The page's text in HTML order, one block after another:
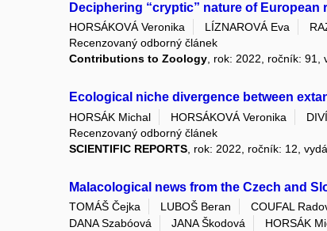
Deciphering “cryptic” nature of
HORSÁKOVÁ Veronika LÍZNAROVÁ Eva
Recenzovaný odborný článek
Contributions to Zoology, rok: 2022, ročník: 91,
Ecological niche divergence between
HORSÁK Michal HORSÁKOVÁ Veronika
Recenzovaný odborný článek
SCIENTIFIC REPORTS , rok: 2022, ročník: 12,
Malacological news from the Czech and
TOMÁŠ Čejka LUBOŠ Beran COUFAL
DANA Szabóová
JANA Škodová
HORSÁK